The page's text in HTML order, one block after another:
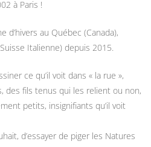
à Paris !
d’hivers au Québec (Canada),
Italienne) depuis 2015.
ce qu’il voit dans « la rue »,
des fils tenus qui les relient ou non,
petits, insignifiants qu’il voit
d’essayer de piger les Natures